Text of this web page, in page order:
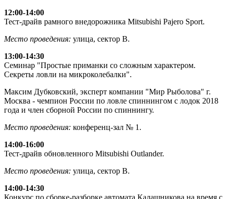
12:00-14:00
Тест-драйв рамного внедорожника Mitsubishi Pajero Sport.
Место проведения: улица, сектор В.
13:00-14:30
Семинар "Простые приманки со сложным характером.
Секреты ловли на микроколебалки".
Максим Дубковский, эксперт компании "Мир Рыболова" г.
Москва - чемпион России по ловле спиннингом с лодок 2018
года и член сборной России по спиннингу.
Место проведения: конференц-зал № 1.
14:00-16:00
Тест-драйв обновленного Mitsubishi Outlander.
Место проведения: улица, сектор В.
14:00-14:30
Конкурс по сборке-разборке автомата Калашникова на время с